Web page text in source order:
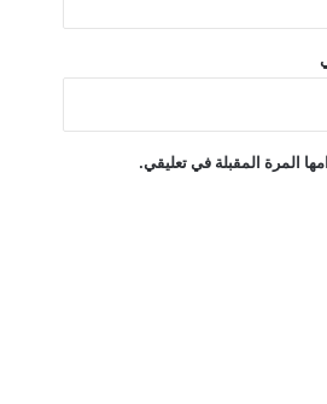
المرة المقبلة في تعليقي.